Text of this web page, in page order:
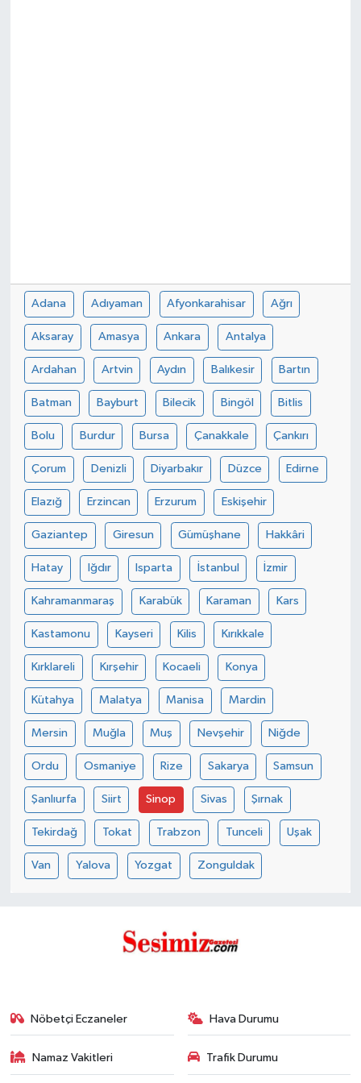
Adana Adıyaman Afyonkarahisar Ağrı
Aksaray Amasya Ankara Antalya
Ardahan Artvin Aydın Balıkesir Bartın
Batman Bayburt Bilecik Bingöl Bitlis
Bolu Burdur Bursa Çanakkale Çankırı
Çorum Denizli Diyarbakır Düzce Edirne
Elazığ Erzincan Erzurum Eskişehir
Gaziantep Giresun Gümüşhane Hakkâri
Hatay Iğdır Isparta İstanbul İzmir
Kahramanmaraş Karabük Karaman Kars
Kastamonu Kayseri Kilis Kırıkkale
Kırklareli Kırşehir Kocaeli Konya
Kütahya Malatya Manisa Mardin
Mersin Muğla Muş Nevşehir Niğde
Ordu Osmaniye Rize Sakarya Samsun
Şanlıurfa Siirt Sinop Sivas Şırnak
Tekirdağ Tokat Trabzon Tunceli Uşak
Van Yalova Yozgat Zonguldak
Nöbetçi Eczaneler Hava Durumu
Namaz Vakitleri Trafik Durumu